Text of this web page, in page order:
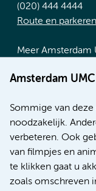
Amsterdam
Sommige van
noodzakelijk.
verbeteren. Ook
van filmpjes en
te klikken gaat u
zoals omschreven
(020) 444 4444
Route en parkeren
Meer Amsterdam
Werken bij
Nieuws
Research
Educatie locatie
Educatie locatie